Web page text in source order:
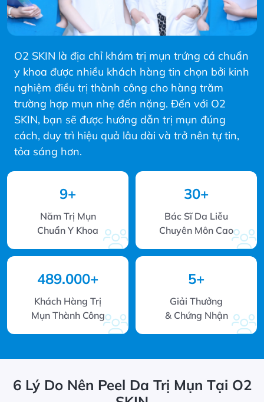
O2 SKIN là địa chỉ khám trị mụn trứng cá chuẩn
y khoa được nhiều khách hàng tin chọn bởi kinh
nghiệm điều trị thành công cho hàng trăm
trường hợp mụn nhẹ đến nặng. Đến với O2
SKIN, bạn sẽ được hướng dẫn trị mụn đúng
cách, duy trì hiệu quả lâu dài và trở nên tự tin,
tỏa sáng hơn.
9+
Năm Trị Mụn
Chuẩn Y Khoa
30+
Bác Sĩ Da Liễu
Chuyên Môn Cao
489.000+
Khách Hàng Trị
Mụn Thành Công
5+
Giải Thưởng
& Chứng Nhận
6 Lý Do Nên Peel Da Trị Mụn Tại O2